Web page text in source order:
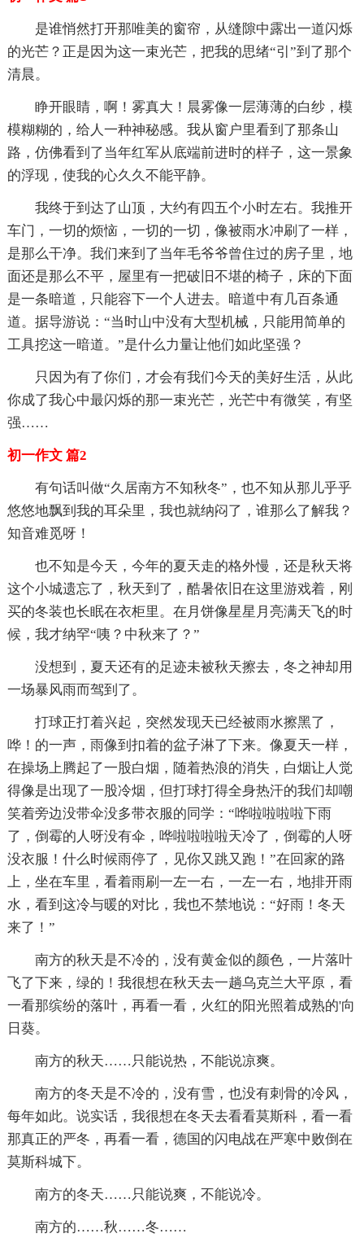
是谁悄然打开那唯美的窗帘，从缝隙中露出一道闪烁
的光芒？正是因为这一束光芒，把我的思绪“引”到了那个
清晨。
睁开眼睛，啊！雾真大！晨雾像一层薄薄的白纱，模
模糊糊的，给人一种神秘感。我从窗户里看到了那条山
路，仿佛看到了当年红军从底端前进时的样子，这一景象
的浮现，使我的心久久不能平静。
我终于到达了山顶，大约有四五个小时左右。我推开
车门，一切的烦恼，一切的一切，像被雨水冲刷了一样，
是那么干净。我们来到了当年毛爷爷曾住过的房子里，地
面还是那么不平，屋里有一把破旧不堪的椅子，床的下面
是一条暗道，只能容下一个人进去。暗道中有几百条通
道。据导游说：“当时山中没有大型机械，只能用简单的
工具挖这一暗道。”是什么力量让他们如此坚强？
只因为有了你们，才会有我们今天的美好生活，从此
你成了我心中最闪烁的那一束光芒，光芒中有微笑，有坚
强……
初一作文 篇2
有句话叫做“久居南方不知秋冬”，也不知从那儿乎乎
悠悠地飘到我的耳朵里，我也就纳闷了，谁那么了解我？
知音难觅呀！
也不知是今天，今年的夏天走的格外慢，还是秋天将
这个小城遗忘了，秋天到了，酷暑依旧在这里游戏着，刚
买的冬装也长眠在衣柜里。在月饼像星星月亮满天飞的时
候，我才纳罕“咦？中秋来了？”
没想到，夏天还有的足迹未被秋天擦去，冬之神却用
一场暴风雨而驾到了。
打球正打着兴起，突然发现天已经被雨水擦黑了，
哗！的一声，雨像到扣着的盆子淋了下来。像夏天一样，
在操场上腾起了一股白烟，随着热浪的消失，白烟让人觉
得像是出现了一股冷烟，但打球打得全身热汗的我们却嘲
笑着旁边没带伞没多带衣服的同学：“哗啦啦啦啦下雨
了，倒霉的人呀没有伞，哗啦啦啦啦天冷了，倒霉的人呀
没衣服！什么时候雨停了，见你又跳又跑！”在回家的路
上，坐在车里，看着雨刷一左一右，一左一右，地排开雨
水，看到这冷与暖的对比，我也不禁地说：“好雨！冬天
来了！”
南方的秋天是不冷的，没有黄金似的颜色，一片落叶
飞了下来，绿的！我很想在秋天去一趟乌克兰大平原，看
一看那缤纷的落叶，再看一看，火红的阳光照着成熟的'向
日葵。
南方的秋天……只能说热，不能说凉爽。
南方的冬天是不冷的，没有雪，也没有刺骨的冷风，
每年如此。说实话，我很想在冬天去看看莫斯科，看一看
那真正的严冬，再看一看，德国的闪电战在严寒中败倒在
莫斯科城下。
南方的冬天……只能说爽，不能说冷。
南方的……秋……冬……